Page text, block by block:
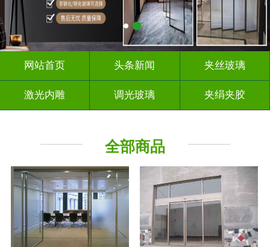
网站首页 头条新闻 夹丝玻璃
激光内雕 调光玻璃 夹绢夹胶
全部商品